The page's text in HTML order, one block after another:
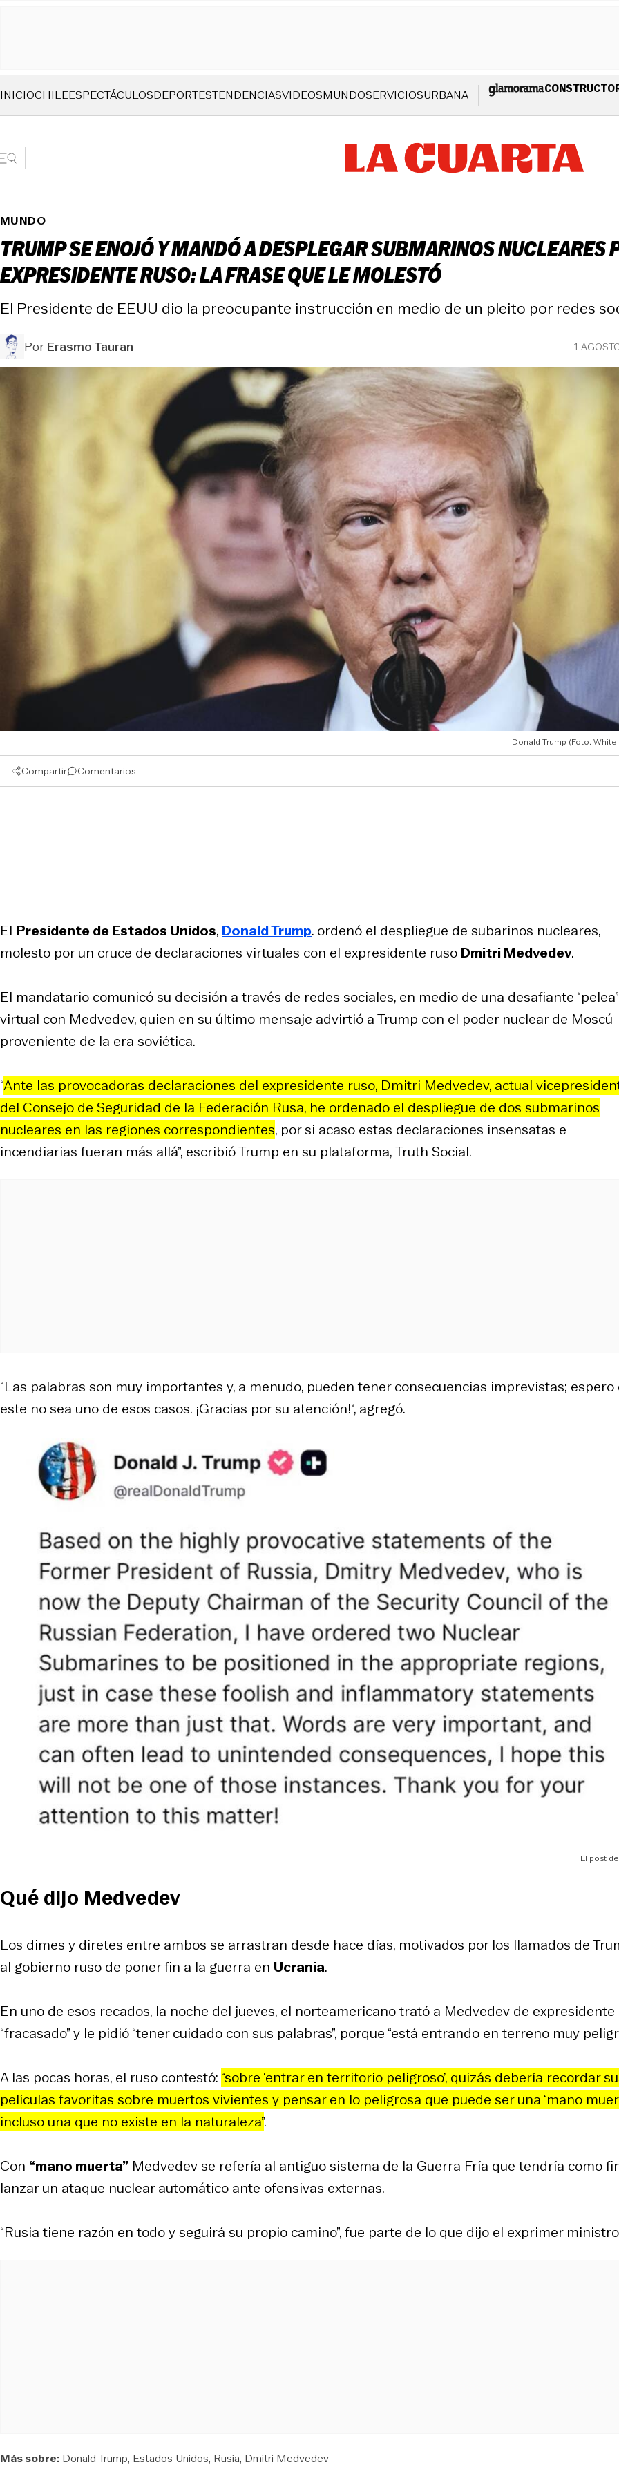
INICIOCHILEESPECTÁCULOSDEPORTESTENDENCIASVIDEOSMUNDOSERVICIOSURBANA
MUNDO
TRUMP SE ENOJÓ Y MANDÓ A DESPLEGAR SUBMARINOS NUCLEARES
EXPRESIDENTE RUSO: LA FRASE QUE LE MOLESTÓ
El Presidente de EEUU dio la preocupante instrucción en medio de un pleito por redes
PorErasmo Tauran 1
Donald Trump (Foto: White
Compartir Comentarios
El Presidente de Estados Unidos, Donald Trump. ordenó el despliegue de subarinos nucleares,
molesto por un cruce de declaraciones virtuales con el expresidente ruso Dmitri Medvedev.
El mandatario comunicó su decisión a través de redes sociales, en medio de una desafiante “pelea”
virtual con Medvedev, quien en su último mensaje advirtió a Trump con el poder nuclear de Moscú
proveniente de la era soviética.
“Ante las provocadoras declaraciones del expresidente ruso, Dmitri Medvedev, actual
del Consejo de Seguridad de la Federación Rusa, he ordenado el despliegue de dos submarinos
nucleares en las regiones correspondientes, por si acaso estas declaraciones insensatas e
incendiarias fueran más allá”, escribió Trump en su plataforma,Truth Social.
“Las palabras son muy importantes y, a menudo, pueden tener consecuencias imprevistas; espero
este no sea uno de esos casos. ¡Gracias por su atención!“, agregó.
El post
Qué dijo Medvedev
Los dimes y diretes entre ambos se arrastran desde hace días, motivados por los llamados de
al gobierno ruso de poner fin a la guerra en Ucrania.
En uno de esos recados, la noche del jueves, el norteamericano trató a Medvedev de expresidente
“fracasado” y le pidió “tener cuidado con sus palabras”, porque “está entrando en terreno muy
A las pocas horas, el ruso contestó: “sobre ‘entrar en territorio peligroso’, quizás debería recordar
películas favoritas sobre muertos vivientes y pensar en lo peligrosa que puede ser una ‘mano
incluso una que no existe en la naturaleza”.
Con “mano muerta” Medvedev se refería al antiguo sistema de la Guerra Fría que tendría como
lanzar un ataque nuclear automático ante ofensivas externas.
“Rusia tiene razón en todo y seguirá su propio camino”, fue parte de lo que dijo el exprimer
Más sobre: Donald Trump Estados Unidos Rusia Dmitri Medvedev